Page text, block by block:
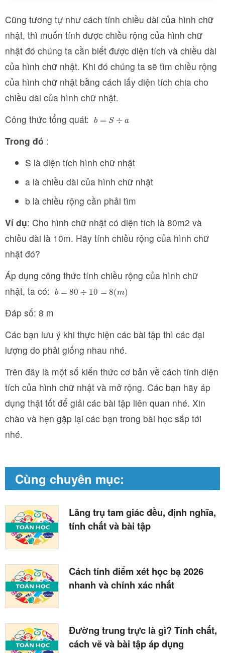
Cũng tương tự như cách tính chiều dài của hình chữ
nhật, thì muốn tính được chiều rộng của hình chữ
nhật đó chúng ta cần biết được diện tích và chiều dài
của hình chữ nhật. Khi đó chúng ta sẽ tìm chiều rộng
của hình chữ nhật bằng cách lấy diện tích chia cho
chiều dài của hình chữ nhật.
Công thức tổng quát:
b = S ÷ a
b= S ÷a
Trong đó :
S là diện tích hình chữ nhật
a là chiều dài của hình chữ nhật
b là chiều rộng cần phải tìm
Ví dụ: Cho hình chữ nhật có diện tích là 80m2 và
chiều dài là 10m. Hãy tính chiều rộng của hình chữ
nhật đó?
Áp dụng công thức tính chiều rộng của hình chữ
nhật, ta có:
b = 80 ÷ 10 = 8(m)
b =80÷ 10=8(m)
Đáp số: 8 m
Các bạn lưu ý khi thực hiện các bài tập thì các đại
lượng đo phải giống nhau nhé.
Trên đây là một số kiến thức cơ bản về cách tính diện
tích của hình chữ nhật và mở rộng. Các bạn hãy áp
dụng thật tốt để giải các bài tập liên quan nhé. Xin
chào và hẹn gặp lại các bạn trong bài học sắp tới
nhé.
Cùng chuyên mục:
Lăng trụ tam giác đều, định nghĩa,
tính chất và bài tập
Cách tính điểm xét học bạ 2026
nhanh và chính xác nhất
Đường trung trực là gì? Tính chất,
cách vẽ và bài tập áp dụng